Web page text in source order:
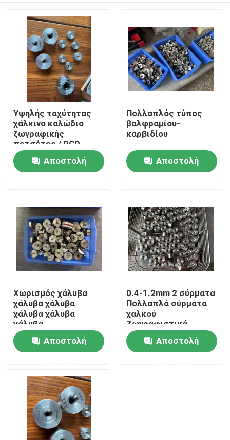
Σπίτι
Προϊόντα
Βίντεο
Σχετικά με εμάς
Επισκεψή εργοστασίου
Έλεγχος ποιότητας
Επικοινωνήστε μαζί μας
Μηχανή εκτόξευσης καλωδίων
Μηχανή εκτόξευσης συρμάτων
Υψηλής ταχύτητας
χάλκινο καλώδιο
ζωγραφικής
πετσέτες / PCD
ζωγραφική
πετσέτες για το
καλώδιο σχεδιασμού
Αποστολή
Πολλαπλός τύπος
βαλφραμίου-
καρβιδίου
Αποστολή
Χωρισμός χάλυβα
χάλυβα χάλυβα
χάλυβα χάλυβα
χάλυβα
Αποστολή
0.4-1.2mm 2 σύρματα
Πολλαπλά σύρματα
χαλκού
Ζωγραφιστικά
πλέγματα 17
πλέγματα
Πολυκρυσταλλικά
Αποστολή